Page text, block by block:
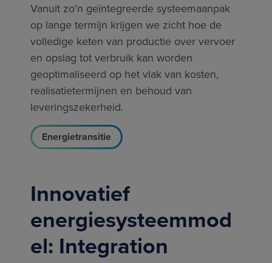
Vanuit zo’n geïntegreerde systeemaanpak
op lange termijn krijgen we zicht hoe de
volledige keten van productie over vervoer
en opslag tot verbruik kan worden
geoptimaliseerd op het vlak van kosten,
realisatietermijnen en behoud van
leveringszekerheid.
Energietransitie
Innovatief
energiesysteemmod
el: Integration